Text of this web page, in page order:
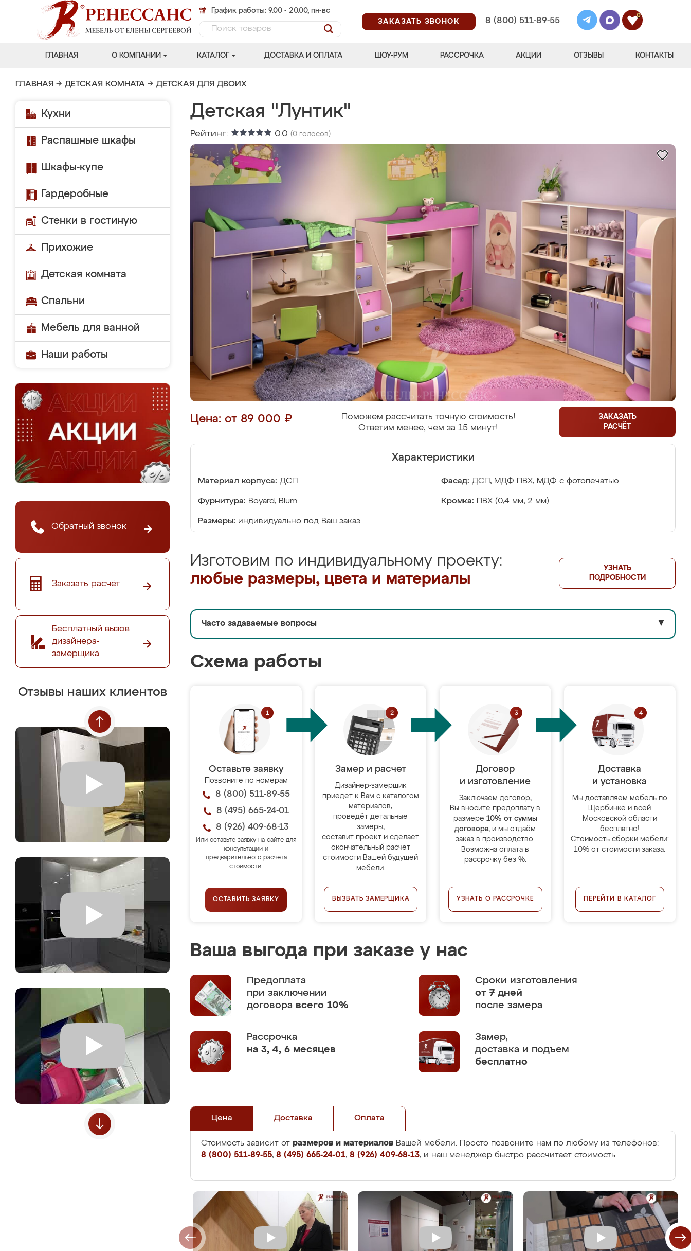
График работы: 9.00 - 20.00, пн-вс
ЗАКАЗАТЬ ЗВОНОК
8 (800) 511-89-55
0
ГЛАВНАЯ О КОМПАНИИ КАТАЛОГ ДОСТАВКА И ОПЛАТА ШОУ-РУМ РАССРОЧКА АКЦИИ ОТЗЫВЫ КОНТАКТЫ
ГЛАВНАЯ → ДЕТСКАЯ КОМНАТА → ДЕТСКАЯ ДЛЯ ДВОИХ
Кухни
Распашные шкафы
Шкафы-купе
Гардеробные
Стенки в гостиную
Прихожие
Детская комната
Спальни
Мебель для ванной
Наши работы
Обратный звонок
Заказать расчёт
Бесплатный вызов
дизайнера-
замерщика
Отзывы наших клиентов
Детская "Лунтик"
Рейтинг: 0.0 (0 голосов)
Цена: от 89 000 ₽
Поможем рассчитать точную стоимость!
Ответим менее, чем за 15 минут!
ЗАКАЗАТЬ
РАСЧЁТ
Характеристики
Материал корпуса: ДСП Фасад: ДСП, МДФ ПВХ, МДФ с фотопечатью
Фурнитура: Boyard, Blum Кромка: ПВХ (0,4 мм, 2 мм)
Размеры: индивидуально под Ваш заказ
Изготовим по индивидуальному проекту:
любые размеры, цвета и материалы
УЗНАТЬ
ПОДРОБНОСТИ
Часто задаваемые вопросы ▼
Схема работы
Оставьте заявку
Позвоните по номерам
8 (800) 511-89-55
8 (495) 665-24-01
8 (926) 409-68-13
Или оставьте заявку на сайте для
консультации и
предварительного расчёта
стоимости.
ОСТАВИТЬ ЗАЯВКУ
Замер и расчет
Дизайнер-замерщик
приедет к Вам с каталогом
материалов,
проведёт детальные
замеры,
составит проект и сделает
окончательный расчёт
стоимости Вашей будущей
мебели.
ВЫЗВАТЬ ЗАМЕРЩИКА
Договор
и изготовление
Заключаем договор,
Вы вносите предоплату в
размере 10% от суммы
договора, и мы отдаём
заказ в производство.
Возможна оплата в
рассрочку без %.
УЗНАТЬ О РАССРОЧКЕ
Доставка
и установка
Мы доставляем мебель по
Щербинке и всей
Московской области
бесплатно!
Стоимость сборки мебели:
10% от стоимости заказа.
ПЕРЕЙТИ В КАТАЛОГ
Ваша выгода при заказе у нас
Предоплата
при заключении
договора всего 10%
Сроки изготовления
от 7 дней
после замера
Рассрочка
на 3, 4, 6 месяцев
Замер,
доставка и подъем
бесплатно
Цена Доставка Оплата
Стоимость зависит от размеров и материалов Вашей мебели. Просто позвоните нам по любому из телефонов:
8 (800) 511-89-55, 8 (495) 665-24-01, 8 (926) 409-68-13, и наш менеджер быстро рассчитает стоимость.